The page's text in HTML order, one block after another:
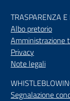
TRASPARENZA E
Albo pretorio
Amministrazione
Privacy
Note legali
Segnalazione